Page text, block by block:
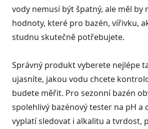
vody nemusí být špatný, ale měl by
hodnoty, které pro bazén, vířivku,
studnu skutečně potřebujete.
Správný produkt vyberete nejlépe
ujasníte, jakou vodu chcete
budete měřit. Pro sezonní bazén
spolehlivý bazénový tester na pH a
vyplatí sledovat i alkalitu a tvrdost,